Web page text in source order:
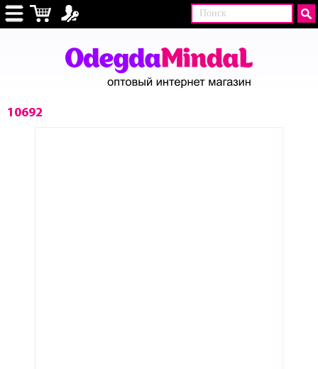
10692